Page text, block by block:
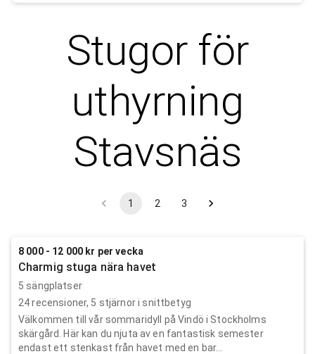
Stugor för
uthyrning
Stavsnäs
1 2 3
8 000 - 12 000 kr per vecka
Charmig stuga nära havet
5 sängplatser
24recensioner, 5 stjärnor i snittbetyg
Välkommen till vår sommaridyll på Vindö i Stockholms
skärgård. Här kan du njuta av en fantastisk semester
endast ett stenkast från havet med en bar...